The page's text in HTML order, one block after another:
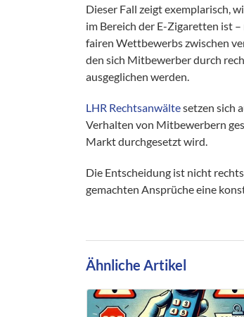
Dieser Fall zeigt exemplarisch,
im Bereich der E-Zigaretten ist
fairen Wettbewerbs zwischen
den sich Mitbewerber durch
ausgeglichen werden.
LHR Rechtsanwältesetzen sich
Verhalten von Mitbewerbern
Markt durchgesetzt wird.
Die Entscheidung ist nicht
gemachten Ansprüche eine
Ähnliche Artikel